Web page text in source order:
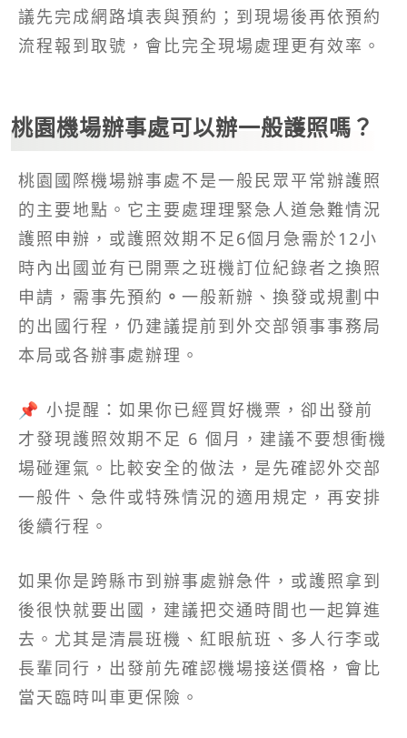
議先完成網路填表與預約；到現場後再依預約
流程報到取號，會比完全現場處理更有效率。
桃園機場辦事處可以辦一般護照嗎？
桃園國際機場辦事處不是一般民眾平常辦護照
的主要地點。它主要處理理緊急人道急難情況
護照申辦，或護照效期不足6個月急需於12小
時內出國並有已開票之班機訂位紀錄者之換照
申請，需事先預約 。 一般新辦、換發或規劃中
的出國行程，仍建議提前到外交部領事事務局
本局或各辦事處辦理。
📌 小提醒：如果你已經買好機票，卻出發前
才發現護照效期不足 6 個月，建議不要想衝機
場碰運氣。比較安全的做法，是先確認外交部
一般件、急件或特殊情況的適用規定，再安排
後續行程。
如果你是跨縣市到辦事處辦急件，或護照拿到
後很快就要出國，建議把交通時間也一起算進
去。尤其是清晨班機、紅眼航班、多人行李或
長輩同行，出發前先確認機場接送價格，會比
當天臨時叫車更保險。